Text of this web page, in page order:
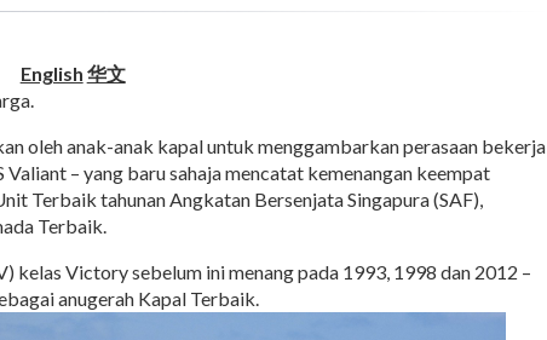
English 华文
oleh anak-anak kapal untuk menggambarkan perasaan bekerja
– yang baru sahaja mencatat kemenangan keempat
Terbaik tahunan Angkatan Bersenjata Singapura (SAF),
Terbaik.
kelas Victory sebelum ini menang pada 1993, 1998 dan 2012 –
anugerah Kapal Terbaik.